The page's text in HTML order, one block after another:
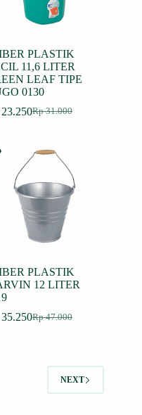
PLASTIK
11,6 LITER
LEAF TIPE
0130
Rp31.000
Harga
Rp 31.000.
23.250Harga
adalah:
Rp 23.250.
PLASTIK
12 LITER
Rp47.000
Harga
35.250Harga
NEXT